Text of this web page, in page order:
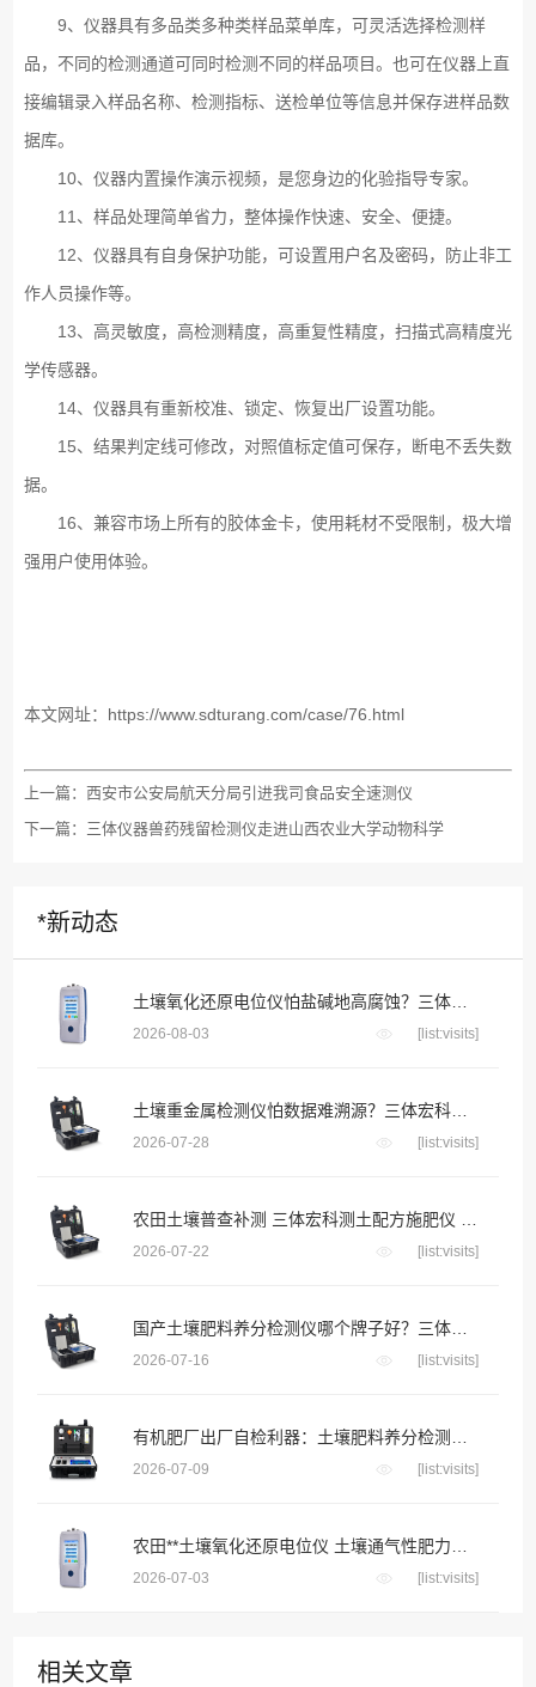
9、仪器具有多品类多种类样品菜单库，可灵活选择检测样
品，不同的检测通道可同时检测不同的样品项目。也可在仪器上直
接编辑录入样品名称、检测指标、送检单位等信息并保存进样品数
据库。
10、仪器内置操作演示视频，是您身边的化验指导专家。
11、样品处理简单省力，整体操作快速、安全、便捷。
12、仪器具有自身保护功能，可设置用户名及密码，防止非工
作人员操作等。
13、高灵敏度，高检测精度，高重复性精度，扫描式高精度光
学传感器。
14、仪器具有重新校准、锁定、恢复出厂设置功能。
15、结果判定线可修改，对照值标定值可保存，断电不丢失数
据。
16、兼容市场上所有的胶体金卡，使用耗材不受限制，极大增
强用户使用体验。
本文网址： https://www.sdturang.com/case/76.html
上一篇： 西安市公安局航天分局引进我司食品安全速测仪
下一篇： 三体仪器兽药残留检测仪走进山西农业大学动物科学
*新动态
2026-08-03 [list:visits]
2026-07-28 [list:visits]
2026-07-22 [list:visits]
2026-07-16 [list:visits]
2026-07-09 [list:visits]
2026-07-03 [list:visits]
相关文章